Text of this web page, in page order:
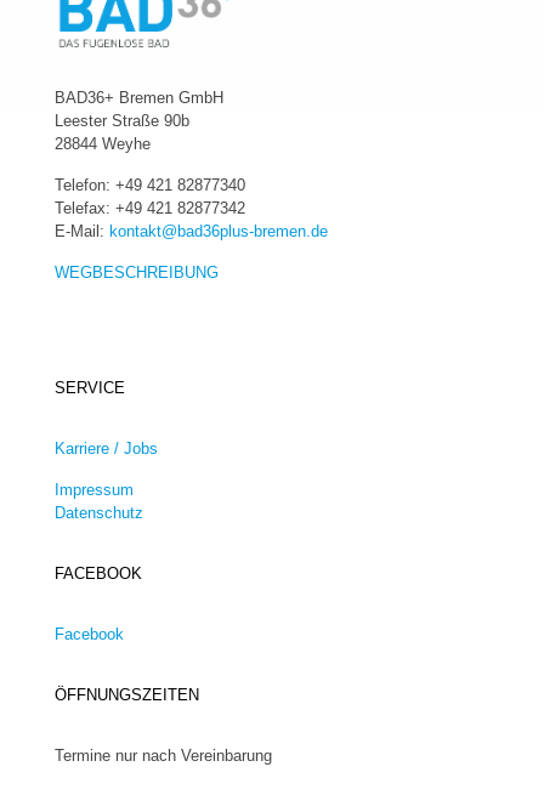
BAD36+ Bremen GmbH
Leester Straße 90b
28844 Weyhe
Telefon: +49 421 82877340
Telefax: +49 421 82877342
E-Mail: kontakt@bad36plus-bremen.de
WEGBESCHREIBUNG
SERVICE
Karriere / Jobs
Impressum
Datenschutz
FACEBOOK
Facebook
ÖFFNUNGSZEITEN
Termine nur nach Vereinbarung